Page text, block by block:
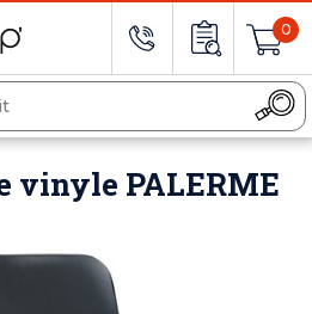
0
vinyle PALERME